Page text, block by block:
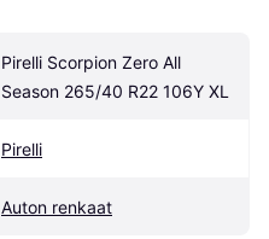
Pirelli Scorpion Zero All
Season 265/40 R22 106Y XL
Pirelli
Auton renkaat